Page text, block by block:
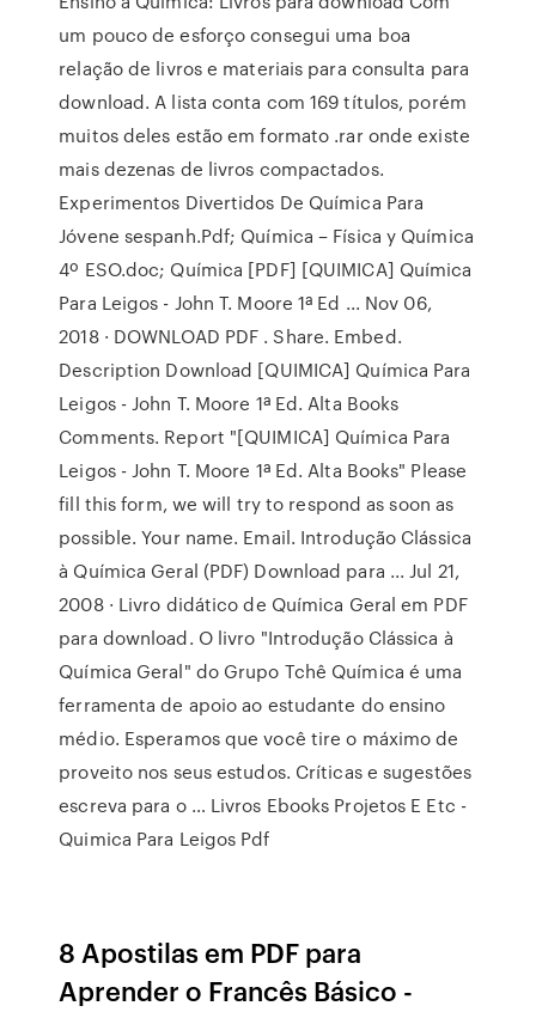
um pouco de esforço consegui uma boa
relação de livros e materiais para consulta para
download. A lista conta com 169 títulos, porém
muitos deles estão em formato .rar onde existe
mais dezenas de livros compactados.
Experimentos Divertidos De Química Para
Jóvene sespanh.Pdf; Química – Física y Química
4º ESO.doc; Química [PDF] [QUIMICA] Química
Para Leigos - John T. Moore 1ª Ed ... Nov 06,
2018 · DOWNLOAD PDF . Share. Embed.
Description Download [QUIMICA] Química Para
Leigos - John T. Moore 1ª Ed. Alta Books
Comments. Report "[QUIMICA] Química Para
Leigos - John T. Moore 1ª Ed. Alta Books" Please
fill this form, we will try to respond as soon as
possible. Your name. Email. Introdução Clássica
à Química Geral (PDF) Download para ... Jul 21,
2008 · Livro didático de Química Geral em PDF
para download. O livro "Introdução Clássica à
Química Geral" do Grupo Tchê Química é uma
ferramenta de apoio ao estudante do ensino
médio. Esperamos que você tire o máximo de
proveito nos seus estudos. Críticas e sugestões
escreva para o … Livros Ebooks Projetos E Etc -
Quimica Para Leigos Pdf
8 Apostilas em PDF para
Aprender o Francês Básico -